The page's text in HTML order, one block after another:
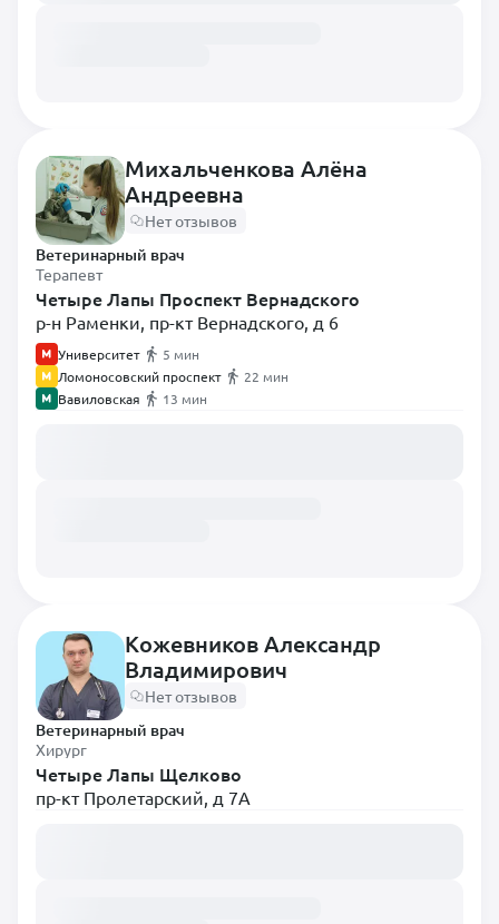
Михальченкова Алёна
Андреевна
Нет отзывов
Ветеринарный врач
Терапевт
Четыре Лапы Проспект Вернадского
р-н Раменки, пр-кт Вернадского, д 6
Университет
5 мин
Ломоносовский проспект
22 мин
Вавиловская
13 мин
Кожевников Александр
Владимирович
Нет отзывов
Ветеринарный врач
Хирург
Четыре Лапы Щелково
пр-кт Пролетарский, д 7А